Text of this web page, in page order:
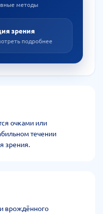
методы
зрения
подробнее
очками или
течении
зрения.
врождённого